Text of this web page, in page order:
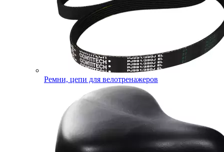
Ремни, цепи для велотренажеров